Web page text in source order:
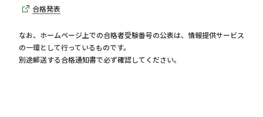
合格発表
なお、ホームページ上での合格者受験番号の公表は、情報提供サービス
の一環として行っているものです。
別途郵送する合格通知書で必ず確認してください。